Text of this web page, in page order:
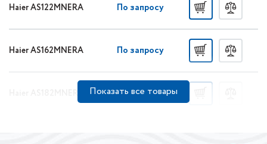
Haier AS122MNERA По запросу
Haier AS162MNERA По запросу
По запросу
Показать все товары